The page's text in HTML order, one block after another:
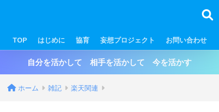
TOP はじめに 協育 妄想プロジェクト お問い合わせ
自分を活かして 相手を活かして 今を活かす
ホーム 雑記 楽天関連